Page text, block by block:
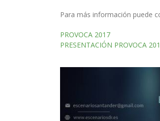
Para más información puede
PROVOCA 2017
PRESENTACIÓN PROVOCA